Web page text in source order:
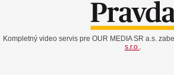
Kompletný video servis pre OUR MEDIA SR a.s.
s.r.o.